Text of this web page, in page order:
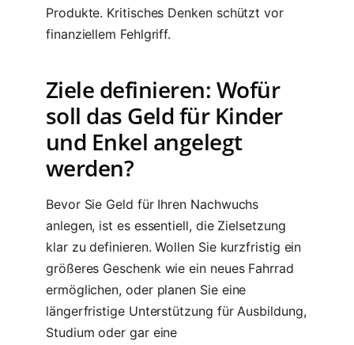
Produkte. Kritisches Denken schützt vor
finanziellem Fehlgriff.
Ziele definieren: Wofür
soll das Geld für Kinder
und Enkel angelegt
werden?
Bevor Sie Geld für Ihren Nachwuchs
anlegen, ist es essentiell, die Zielsetzung
klar zu definieren. Wollen Sie kurzfristig ein
größeres Geschenk wie ein neues Fahrrad
ermöglichen, oder planen Sie eine
längerfristige Unterstützung für Ausbildung,
Studium oder gar eine